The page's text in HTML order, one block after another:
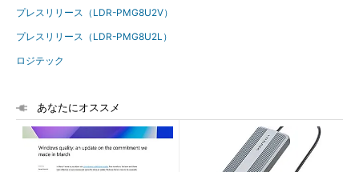
プレスリリース（LDR-PMG8U2V）
プレスリリース（LDR-PMG8U2L）
ロジテック
あなたにオススメ